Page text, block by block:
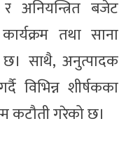
अनियन्त्रित बजेट
तथा साना
साथै, अनुत्पादक
विभिन्न शीर्षकका
कटौती गरेको छ।